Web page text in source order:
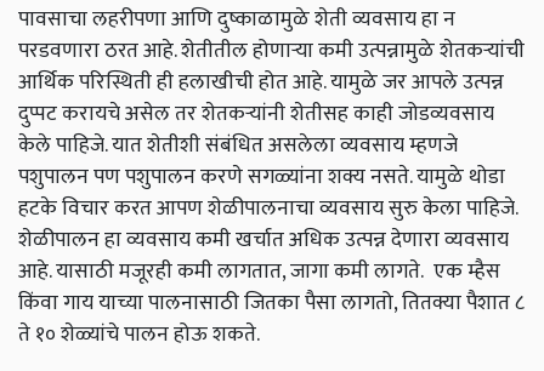
पावसाचा लहरीपणा आणि दुष्काळामुळे शेती व्यवसाय हा न
परडवणारा ठरत आहे. शेतीतील होणाऱ्या कमी उत्पन्नामुळे शेतकऱ्यांची
आर्थिक परिस्थिती ही हलाखीची होत आहे. यामुळे जर आपले उत्पन्न
दुप्पट करायचे असेल तर शेतकऱ्यांनी शेतीसह काही जोडव्यवसाय
केले पाहिजे. यात शेतीशी संबंधित असलेला व्यवसाय म्हणजे
पशुपालन पण पशुपालन करणे सगळ्यांना शक्य नसते. यामुळे थोडा
हटके विचार करत आपण शेळीपालनाचा व्यवसाय सुरु केला पाहिजे.
शेळीपालन हा व्यवसाय कमी खर्चात अधिक उत्पन्न देणारा व्यवसाय
आहे. यासाठी मजूरही कमी लागतात, जागा कमी लागते. एक म्हैस
किंवा गाय याच्या पालनासाठी जितका पैसा लागतो, तितक्या पैशात ८
ते १० शेळ्यांचे पालन होऊ शकते.